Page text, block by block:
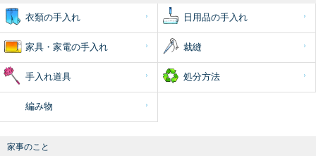
衣類の手入れ 日用品の手入れ
家具・家電の手入れ 裁縫
手入れ道具 処分方法
編み物
家事のこと